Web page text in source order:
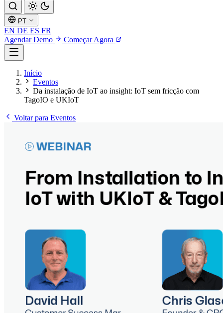
PT
EN DE ES FR
Agendar Demo
Começar Agora
Início
Eventos
Da instalação de IoT ao insight: IoT sem fricção com
TagoIO e UKIoT
Voltar para Eventos